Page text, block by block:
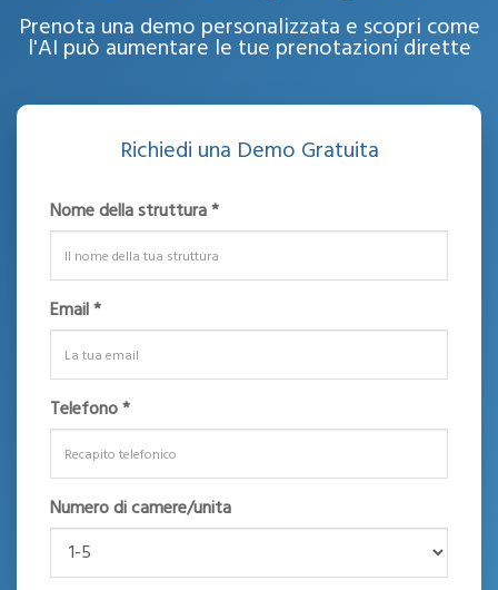
Prenota una demo personalizzata e scopri come
l'AI può aumentare le tue prenotazioni dirette
Richiedi una Demo Gratuita
Nome della struttura *
Email *
Telefono *
Numero di camere/unita